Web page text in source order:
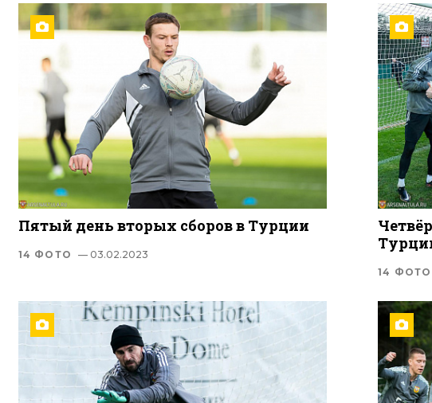
Пятый день вторых сборов в Турции
14 ФОТО — 03.02.2023
14 ФОТО